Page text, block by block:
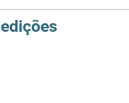
edições